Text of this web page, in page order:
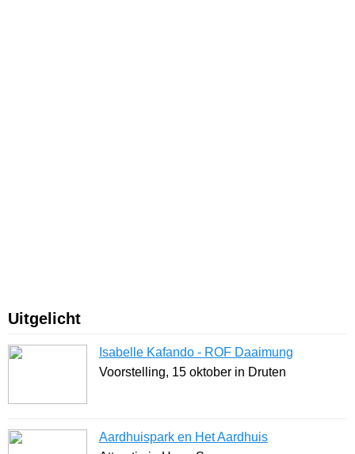
Uitgelicht
Isabelle Kafando - ROF Daaimung
Voorstelling, 15 oktober in Druten
Aardhuispark en Het Aardhuis